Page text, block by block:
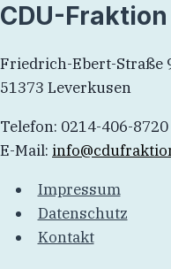
CDU-
Friedrich-Ebert-Straße
51373 Leverkusen
Telefon: 0214-406-8720
E-Mail:
Impressum
Datenschutz
Kontakt